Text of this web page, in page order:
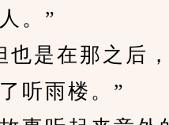
。”
是在那之后，
听雨楼。”